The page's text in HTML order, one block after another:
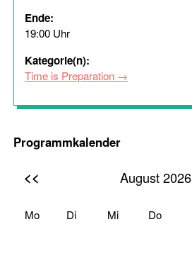
Ende:
19:00 Uhr
Kategorie(n):
Time is Preparation
Programmkalender
<< August 2026
Mo Di Mi Do